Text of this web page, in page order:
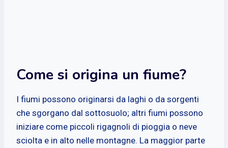
Come si origina un fiume?
I fiumi possono originarsi da laghi o da sorgenti
che sgorgano dal sottosuolo; altri fiumi possono
iniziare come piccoli rigagnoli di pioggia o neve
sciolta e in alto nelle montagne. La maggior parte